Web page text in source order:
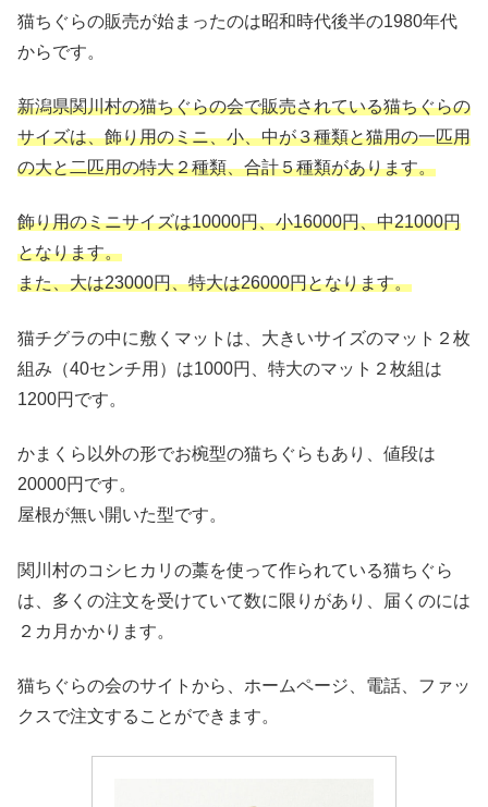
猫ちぐらの販売が始まったのは昭和時代後半の1980年代
からです。
新潟県関川村の猫ちぐらの会で販売されている猫ちぐらの
サイズは、飾り用のミニ、小、中が３種類と猫用の一匹用
の大と二匹用の特大２種類、合計５種類があります。
飾り用のミニサイズは10000円、小16000円、中21000円
となります。
また、大は23000円、特大は26000円となります。
猫チグラの中に敷くマットは、大きいサイズのマット２枚
組み（40センチ用）は1000円、特大のマット２枚組は
1200円です。
かまくら以外の形でお椀型の猫ちぐらもあり、値段は
20000円です。
屋根が無い開いた型です。
関川村のコシヒカリの藁を使って作られている猫ちぐら
は、多くの注文を受けていて数に限りがあり、届くのには
２カ月かかります。
猫ちぐらの会のサイトから、ホームページ、電話、ファッ
クスで注文することができます。